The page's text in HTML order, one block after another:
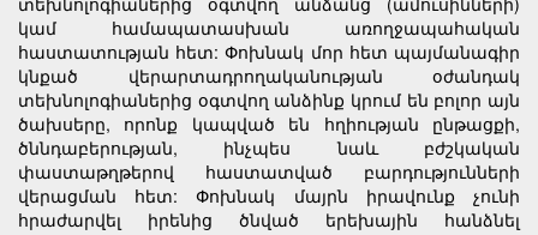
կամ համապատասխան առողջապահական
հաստատության հետ: Փոխնակ մոր հետ պայմանագիր
կնքած վերարտադրողականության օժանդակ
տեխնոլոգիաներից օգտվող անձինք կրում են բոլոր այն
ծախսերը, որոնք կապված են հղիության ընթացքի,
ծննդաբերության, ինչպես նաև բժշկական
փաստաթղթերով հաստատված բարդությունների
վերացման հետ: Փոխնակ մայրն իրավունք չունի
հրաժարվել իրենից ծնված երեխային հանձնել